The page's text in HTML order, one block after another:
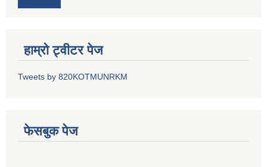
हाम्रो ट्वीटर पेज
Tweets by 820KOTMUNRKM
फेसबुक पेज